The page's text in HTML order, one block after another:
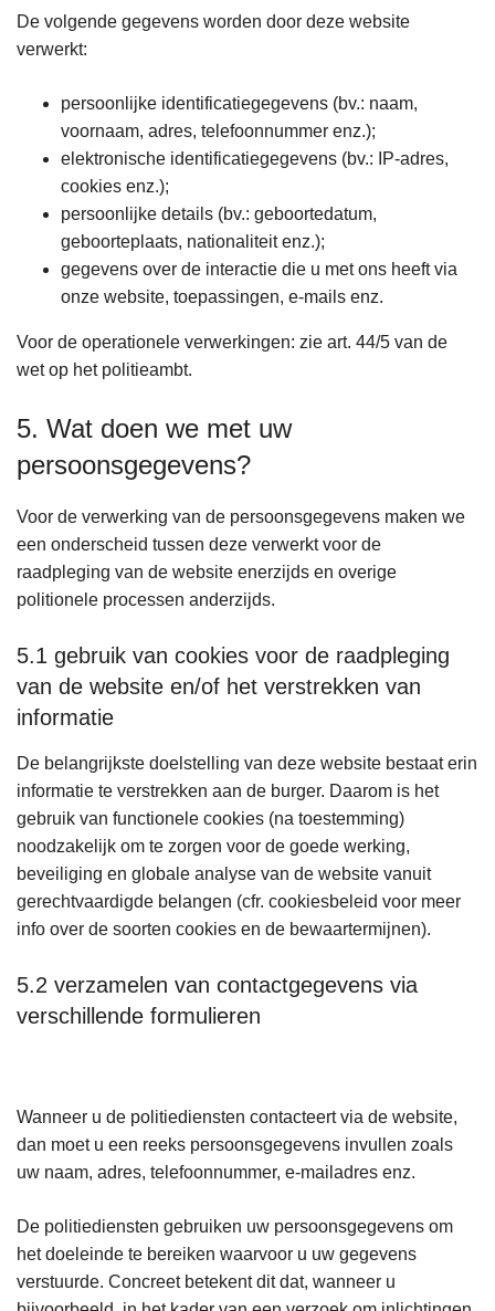
De volgende gegevens worden door deze website
verwerkt:
persoonlijke identificatiegegevens (bv.: naam,
voornaam, adres, telefoonnummer enz.);
elektronische identificatiegegevens (bv.: IP-adres,
cookies enz.);
persoonlijke details (bv.: geboortedatum,
geboorteplaats, nationaliteit enz.);
gegevens over de interactie die u met ons heeft via
onze website, toepassingen, e-mails enz.
Voor de operationele verwerkingen: zie art. 44/5 van de
wet op het politieambt.
5. Wat doen we met uw
persoonsgegevens?
Voor de verwerking van de persoonsgegevens maken we
een onderscheid tussen deze verwerkt voor de
raadpleging van de website enerzijds en overige
politionele processen anderzijds.
5.1 gebruik van cookies voor de raadpleging
van de website en/of het verstrekken van
informatie
De belangrijkste doelstelling van deze website bestaat erin
informatie te verstrekken aan de burger. Daarom is het
gebruik van functionele cookies (na toestemming)
noodzakelijk om te zorgen voor de goede werking,
beveiliging en globale analyse van de website vanuit
gerechtvaardigde belangen (cfr. cookiesbeleid voor meer
info over de soorten cookies en de bewaartermijnen).
5.2 verzamelen van contactgegevens via
verschillende formulieren
Wanneer u de politiediensten contacteert via de website,
dan moet u een reeks persoonsgegevens invullen zoals
uw naam, adres, telefoonnummer, e-mailadres enz.
De politiediensten gebruiken uw persoonsgegevens om
het doeleinde te bereiken waarvoor u uw gegevens
verstuurde. Concreet betekent dit dat, wanneer u